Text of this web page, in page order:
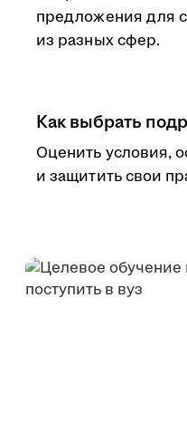
предложения для
из разных сфер.
Как выбрать
Оценить условия,
и защитить свои